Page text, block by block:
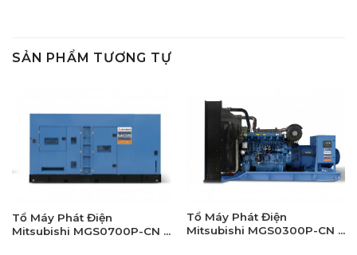
SẢN PHẨM TƯƠNG TỰ
Tổ Máy Phát Điện
Mitsubishi MGS0700P-CN –
Tổ Máy Phát Điện
Mitsubishi MGS0300P-CN –